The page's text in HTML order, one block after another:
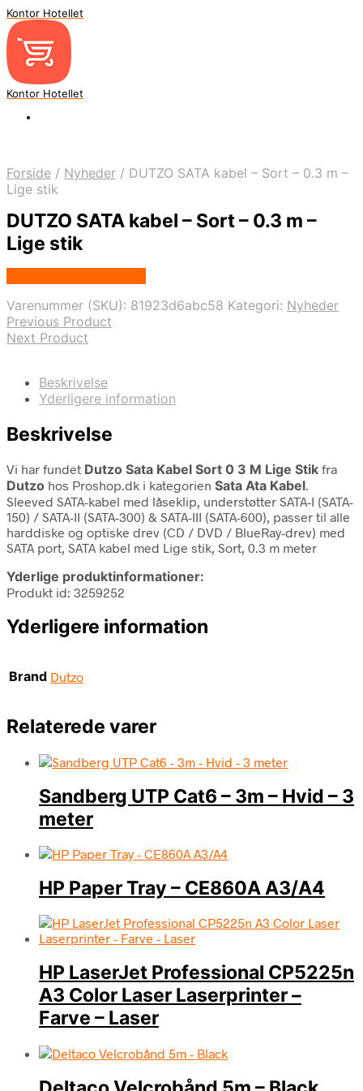
Kontor Hotellet
Kontor Hotellet
Forside / Nyheder / DUTZO SATA kabel – Sort – 0.3 m –
Lige stik
DUTZO SATA kabel – Sort – 0.3 m –
Lige stik
Varenummer (SKU): 81923d6abc58 Kategori: Nyheder
Previous Product
Next Product
Beskrivelse
Yderligere information
Beskrivelse
Vi har fundet Dutzo Sata Kabel Sort 0 3 M Lige Stik fra
Dutzo hos Proshop.dk i kategorien Sata Ata Kabel.
Sleeved SATA-kabel med låseklip, understøtter SATA-I (SATA-
150) / SATA-II (SATA-300) & SATA-III (SATA-600), passer til alle
harddiske og optiske drev (CD / DVD / BlueRay-drev) med
SATA port, SATA kabel med Lige stik, Sort, 0.3 m meter
Yderlige produktinformationer:
Produkt id: 3259252
Yderligere information
Brand Dutzo
Relaterede varer
Sandberg UTP Cat6 – 3m – Hvid – 3
meter
HP Paper Tray – CE860A A3/A4
HP LaserJet Professional CP5225n
A3 Color Laser Laserprinter –
Farve – Laser